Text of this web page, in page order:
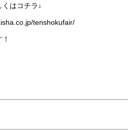
はコチラ↓
tenshokufair/